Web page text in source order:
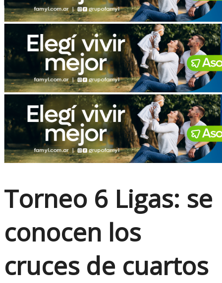
No Result
View All Result
Torneo 6 Ligas: se
conocen los
cruces de cuartos